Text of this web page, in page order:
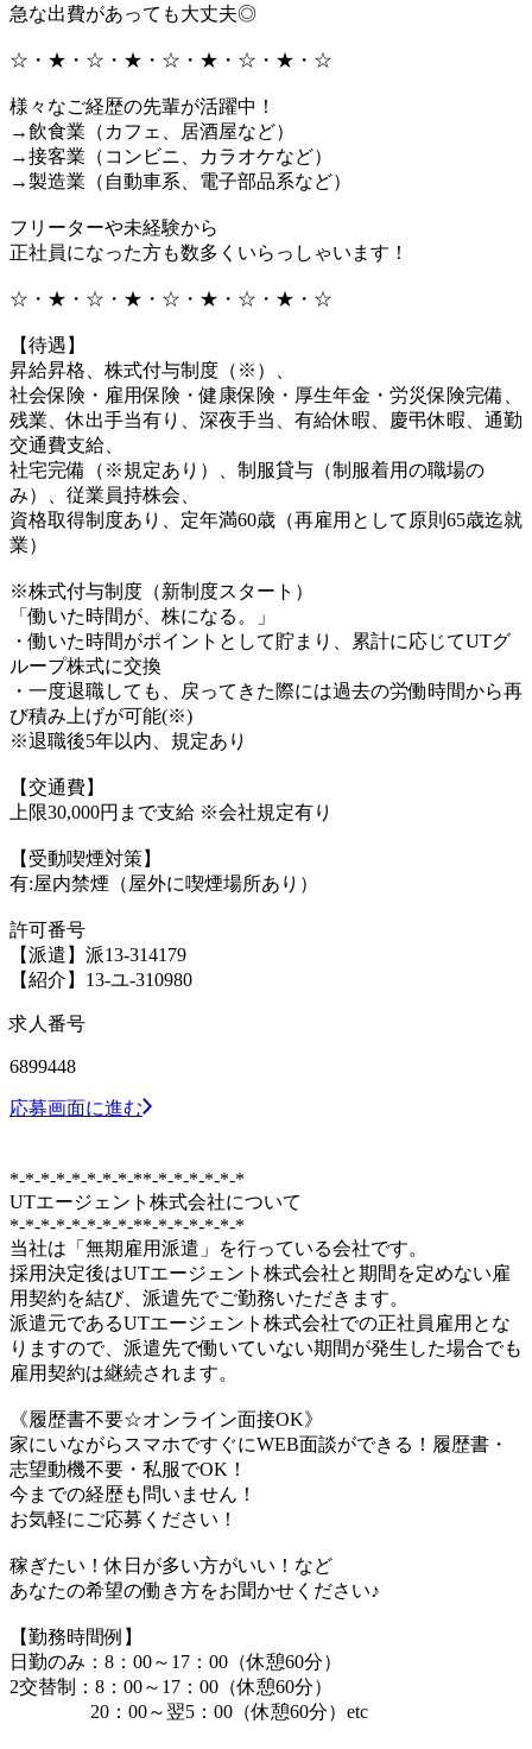
急な出費があっても大丈夫◎
☆・★・☆・★・☆・★・☆・★・☆
様々なご経歴の先輩が活躍中！
→飲食業（カフェ、居酒屋など）
→接客業（コンビニ、カラオケなど）
→製造業（自動車系、電子部品系など）
フリーターや未経験から
正社員になった方も数多くいらっしゃいます！
☆・★・☆・★・☆・★・☆・★・☆
【待遇】
昇給昇格、株式付与制度（※）、
社会保険・雇用保険・健康保険・厚生年金・労災保険完備、
残業、休出手当有り、深夜手当、有給休暇、慶弔休暇、通勤
交通費支給、
社宅完備（※規定あり）、制服貸与（制服着用の職場の
み）、従業員持株会、
資格取得制度あり、定年満60歳（再雇用として原則65歳迄就
業）
※株式付与制度（新制度スタート）
「働いた時間が、株になる。」
・働いた時間がポイントとして貯まり、累計に応じてUTグ
ループ株式に交換
・一度退職しても、戻ってきた際には過去の労働時間から再
び積み上げが可能(※)
※退職後5年以内、規定あり
【交通費】
上限30,000円まで支給 ※会社規定有り
【受動喫煙対策】
有:屋内禁煙（屋外に喫煙場所あり）
許可番号
【派遣】派13-314179
【紹介】13-ユ-310980
求人番号
6899448
応募画面に進む
*-*-*-*-*-*-*-*-**-*-*-*-*-*-*
UTエージェント株式会社について
*-*-*-*-*-*-*-*-**-*-*-*-*-*-*
当社は「無期雇用派遣」を行っている会社です。
採用決定後はUTエージェント株式会社と期間を定めない雇
用契約を結び、派遣先でご勤務いただきます。
派遣元であるUTエージェント株式会社での正社員雇用とな
りますので、派遣先で働いていない期間が発生した場合でも
雇用契約は継続されます。
《履歴書不要☆オンライン面接OK》
家にいながらスマホですぐにWEB面談ができる！履歴書・
志望動機不要・私服でOK！
今までの経歴も問いません！
お気軽にご応募ください！
稼ぎたい！休日が多い方がいい！など
あなたの希望の働き方をお聞かせください♪
【勤務時間例】
日勤のみ：8：00～17：00（休憩60分）
2交替制：8：00～17：00（休憩60分）
20：00～翌5：00（休憩60分）etc